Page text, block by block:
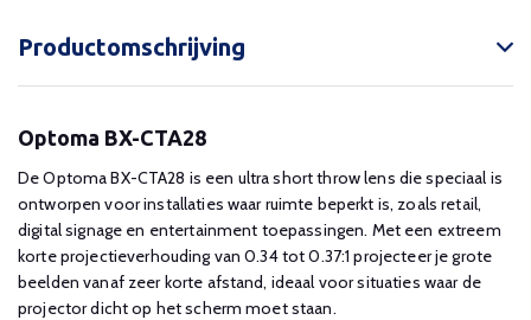
Productomschrijving
Optoma BX-CTA28
De Optoma BX-CTA28 is een ultra short throw lens die speciaal is
ontworpen voor installaties waar ruimte beperkt is, zoals retail,
digital signage en entertainment toepassingen. Met een extreem
korte projectieverhouding van 0.34 tot 0.37:1 projecteer je grote
beelden vanaf zeer korte afstand, ideaal voor situaties waar de
projector dicht op het scherm moet staan.